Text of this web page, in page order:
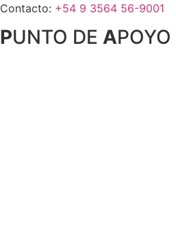
Ir
contenido
Contacto: +54 9 3564 56-9001
PUNTO DE APOYO